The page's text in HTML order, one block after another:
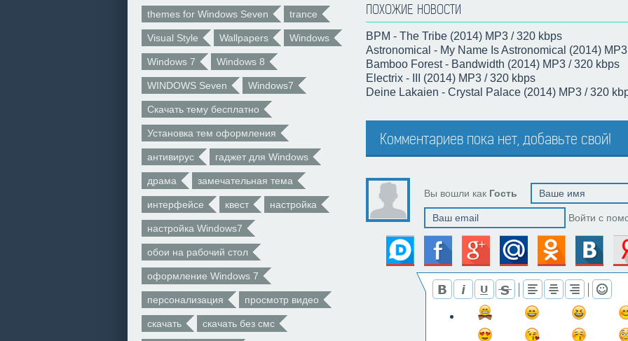
themes for Windows Seven trance
Visual Style Wallpapers Windows
Windows 7 Windows 8
WINDOWS Seven Windows7
Скачать тему бесплатно
Установка тем оформления
антивирус гаджет для Windows
драма замечательная тема
интерфейсе квест настройка
настройка Windows7
обои на рабочий стол
оформление Windows 7
персонализация просмотр видео
скачать скачать без смс
ПОХОЖИЕ НОВОСТИ
BPM - The Tribe (2014) MP3 / 320 kbps
Astronomical - My Name Is Astronomical (2014)
Bamboo Forest - Bandwidth (2014) MP3 / 320 kbps
Electrix - III (2014) MP3 / 320 kbps
Deine Lakaien - Crystal Palace (2014) MP3 / 320
Комментариев пока нет, добавьте свой!
Вы вошли как Гость
Войти с